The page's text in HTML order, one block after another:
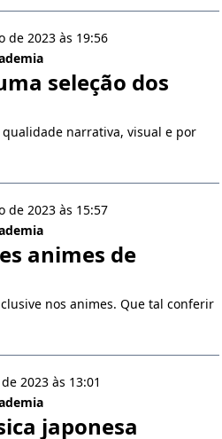
de 2023 às 19:56
seleção dos
narrativa, visual e por
de 2023 às 15:57
animes de
nos animes. Que tal conferir
2023 às 13:01
japonesa